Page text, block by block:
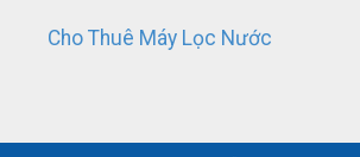
Cho Thuê Máy Lọc Nước